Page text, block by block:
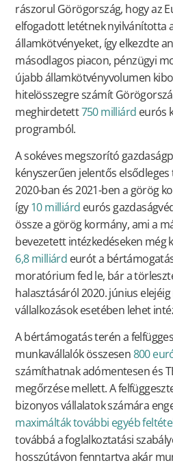
rászorul Görögország, hogy az
elfogadott letétnek nyilvánította
államkötvényeket, így elkezdte
másodlagos piacon, pénzügyi
újabb államkötvényvolumen
hitelösszegre számít
meghirdetett750 milliárd eurós
programból.
A sokéves megszorító
kényszerűen jelentős
2020-ban és 2021-ben a görög
így10 milliárd eurós
össze a görög kormány, ami a
bevezetett intézkedéseken még
6,8 milliárd eurót a
moratórium fed le, bár a
halasztásáról 2020. június
vállalkozások esetében lehet
A bértámogatás terén a
munkavállalók összesen800
számíthatnak adómentesen és
megőrzése mellett. A
bizonyos vállalatok számára
maximálták további egyéb
továbbá a foglalkoztatási
hosszútávon fenntartva akár